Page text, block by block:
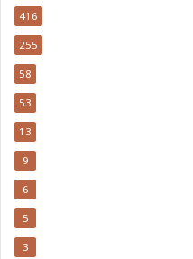
416
255
58
53
13
9
6
5
3